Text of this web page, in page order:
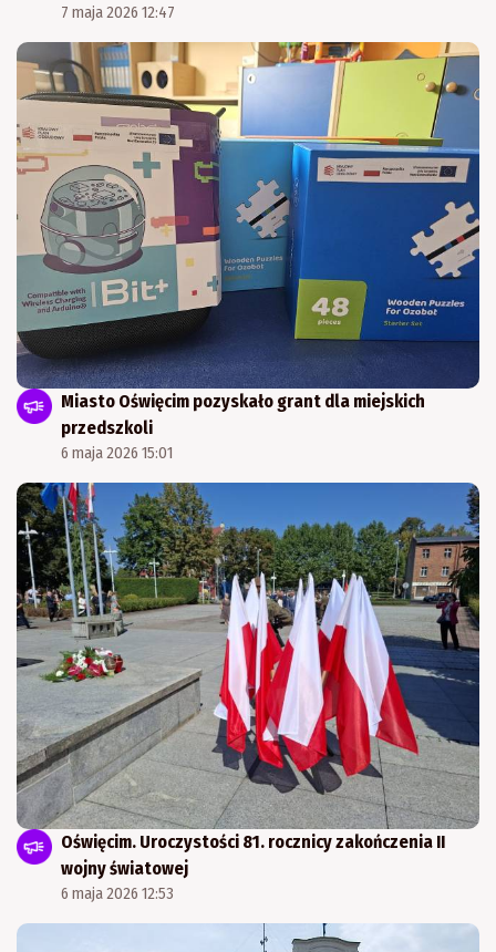
7 maja 2026 12:47
Miasto Oświęcim pozyskało grant dla miejskich
przedszkoli
6 maja 2026 15:01
Oświęcim. Uroczystości 81. rocznicy zakończenia II
wojny światowej
6 maja 2026 12:53